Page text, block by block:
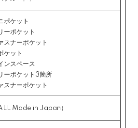
ポケット
ーポケット
スナーポケット
ケット
ンスペース
ーポケット3箇所
スナーポケット
Made in Japan）